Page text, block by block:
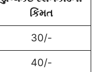
કિંમત
30/-
40/-